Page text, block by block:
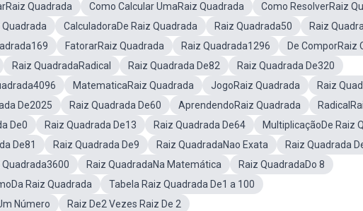
Quadrada Como Calcular UmaRaiz Quadrada
Como ResolverRaiz
CalculadoraDe Raiz Quadrada Raiz Quadrada50
Raiz
FatorarRaiz Quadrada Raiz Quadrada1296
De ComporRaiz
Raiz QuadradaRadical Raiz Quadrada De82
Raiz Quadrada De320
MatematicaRaiz Quadrada JogoRaiz Quadrada
Raiz
De2025 Raiz Quadrada De60 AprendendoRaiz Quadrada
De0 Raiz Quadrada De13 Raiz Quadrada De64
MultiplicaçãoDe Raiz
De81 Raiz Quadrada De9 Raiz QuadradaNao Exata
Raiz Quadrada
Quadrada3600 Raiz QuadradaNa Matemática
Raiz QuadradaDo 8
Raiz Quadrada
Tabela Raiz Quadrada De1 a 100
Número
Raiz De2 Vezes Raiz De 2